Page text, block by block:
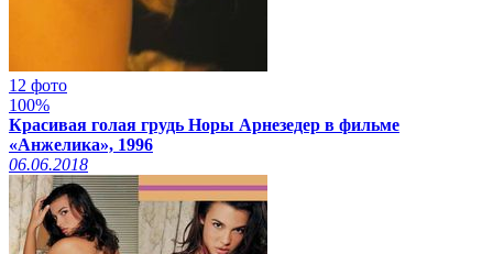
12 фото
100%
Красивая голая грудь Норы Арнезедер в фильме
«Анжелика», 1996
06.06.2018